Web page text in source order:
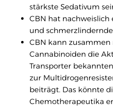
stärkste Sedativum
CBN hat
und
CBN kann
Cannabinoiden die
Transporter
zur
beiträgt. Das könnte
Chemotherapeutika